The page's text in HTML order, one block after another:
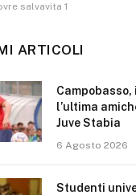
salvavita 1
ARTICOLI
l’ultima
Juve Stabia
6 Agosto 2026
Studenti